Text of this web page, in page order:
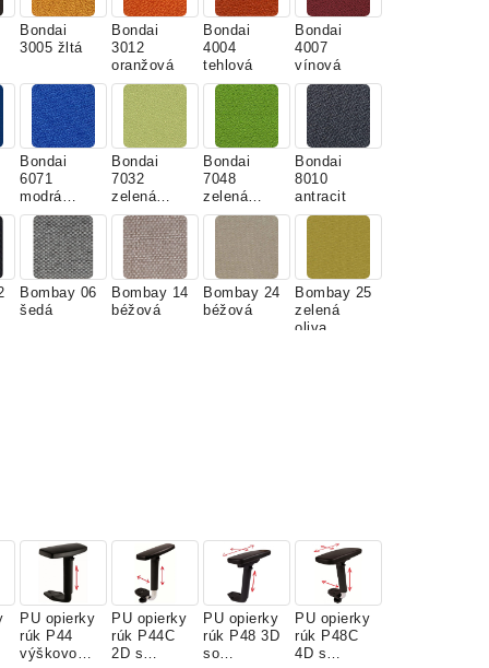
Bondai
3005 žltá
Bondai
3012
oranžová
Bondai
4004
tehlová
Bondai
4007
vínová
Bondai
6071
modrá
stredná
Bondai
7032
zelená
svetlá
Bondai
7048
zelená
hrášková
Bondai
8010
antracit
Bombay 06
šedá
Bombay 14
béžová
Bombay 24
béžová
Bombay 25
zelená
oliva
Bombay 89
Fialová
Fortis 16
šedá
Fortis 33
červená
Fortis 34
béžová
PU opierky
rúk P44
výškovo
PU opierky
rúk P44C
2D s
PU opierky
rúk P48 3D
so
PU opierky
rúk P48C
4D s